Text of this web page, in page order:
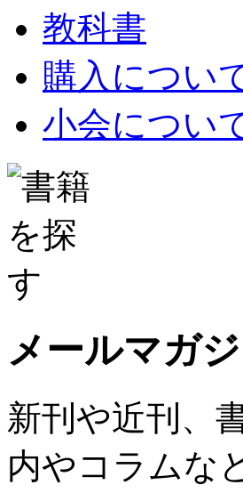
教科書
購入につい
小会につい
メールマガ
新刊や近刊、
内やコラムな